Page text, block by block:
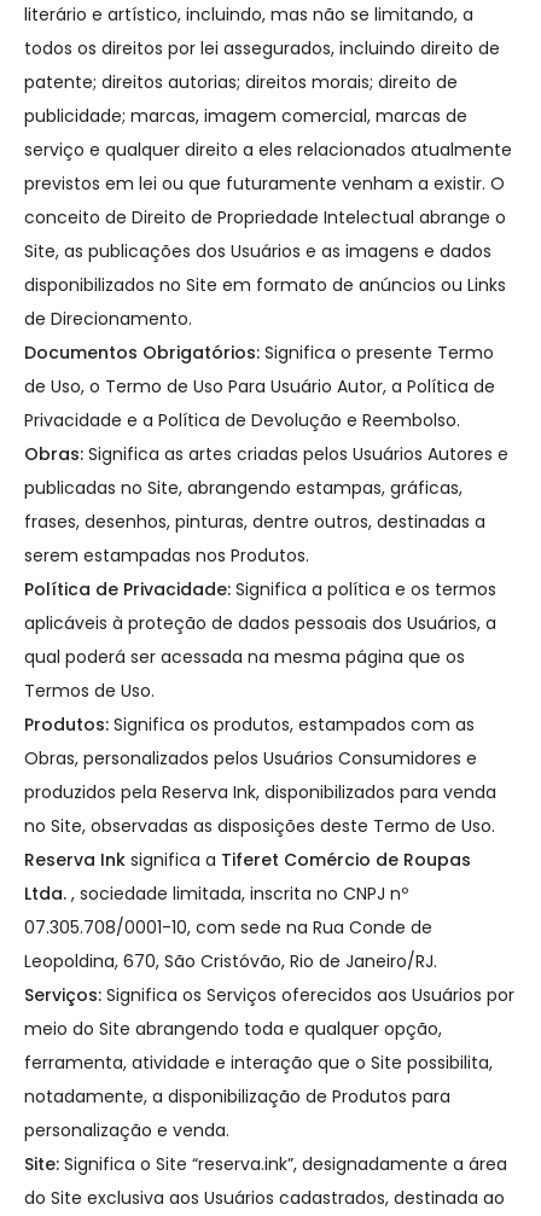
literário e artístico, incluindo, mas não se limitando, a
todos os direitos por lei assegurados, incluindo direito de
patente; direitos autorias; direitos morais; direito de
publicidade; marcas, imagem comercial, marcas de
serviço e qualquer direito a eles relacionados atualmente
previstos em lei ou que futuramente venham a existir. O
conceito de Direito de Propriedade Intelectual abrange o
Site, as publicações dos Usuários e as imagens e dados
disponibilizados no Site em formato de anúncios ou Links
de Direcionamento.
Documentos Obrigatórios: Significa o presente Termo
de Uso, o Termo de Uso Para Usuário Autor, a Política de
Privacidade e a Política de Devolução e Reembolso.
Obras: Significa as artes criadas pelos Usuários Autores e
publicadas no Site, abrangendo estampas, gráficas,
frases, desenhos, pinturas, dentre outros, destinadas a
serem estampadas nos Produtos.
Política de Privacidade: Significa a política e os termos
aplicáveis à proteção de dados pessoais dos Usuários, a
qual poderá ser acessada na mesma página que os
Termos de Uso.
Produtos: Significa os produtos, estampados com as
Obras, personalizados pelos Usuários Consumidores e
produzidos pela Reserva Ink, disponibilizados para venda
no Site, observadas as disposições deste Termo de Uso.
Reserva Ink significa a Tiferet Comércio de Roupas
Ltda. , sociedade limitada, inscrita no CNPJ nº
07.305.708/0001-10, com sede na Rua Conde de
Leopoldina, 670, São Cristóvão, Rio de Janeiro/RJ.
Serviços: Significa os Serviços oferecidos aos Usuários por
meio do Site abrangendo toda e qualquer opção,
ferramenta, atividade e interação que o Site possibilita,
notadamente, a disponibilização de Produtos para
personalização e venda.
Site: Significa o Site “reserva.ink”, designadamente a área
do Site exclusiva aos Usuários cadastrados, destinada ao